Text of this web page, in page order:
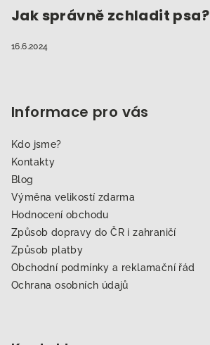
Jak správně zchladit psa?
16.6.2024
Informace pro vás
Kdo jsme?
Kontakty
Blog
Výměna velikostí zdarma
Hodnocení obchodu
Způsob dopravy do ČR i zahraničí
Způsob platby
Obchodní podmínky a reklamační řád
Ochrana osobních údajů